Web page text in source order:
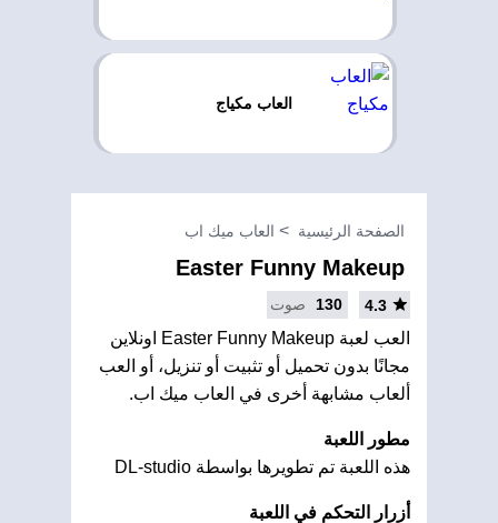
العاب مكياج
الصفحة الرئيسية العاب ميك اب
Easter Funny Makeup
4.3
130 صوت
العب لعبة Easter Funny Makeup اونلاين
مجانًا بدون تحميل أو تثبيت أو تنزيل، أو العب
ألعاب مشابهة أخرى في العاب ميك اب.
مطور اللعبة
هذه اللعبة تم تطويرها بواسطة DL-studio
أزرار التحكم في اللعبة